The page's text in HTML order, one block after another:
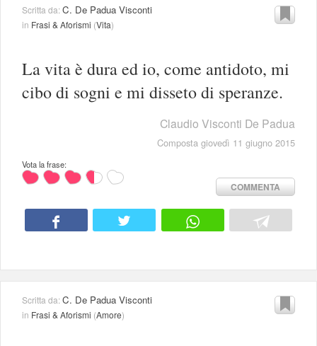
Scritta da:C. De Padua Visconti
in Frasi & Aforismi (Vita)
La vita è dura ed io, come antidoto, mi
cibo di sogni e mi disseto di speranze.
Claudio Visconti De Padua
Composta giovedì 11 giugno 2015
Vota la frase:
COMMENTA
Scritta da:C. De Padua Visconti
in Frasi & Aforismi (Amore)